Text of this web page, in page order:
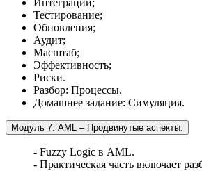
Интеграции;
Тестирование;
Обновления;
Аудит;
Масштаб;
Эффективность;
Риски.
Разбор: Процессы.
Домашнее задание: Симуляция.
Модуль 7: AML – Продвинутые аспекты.
- Fuzzy Logic в AML.
- Практическая часть включает